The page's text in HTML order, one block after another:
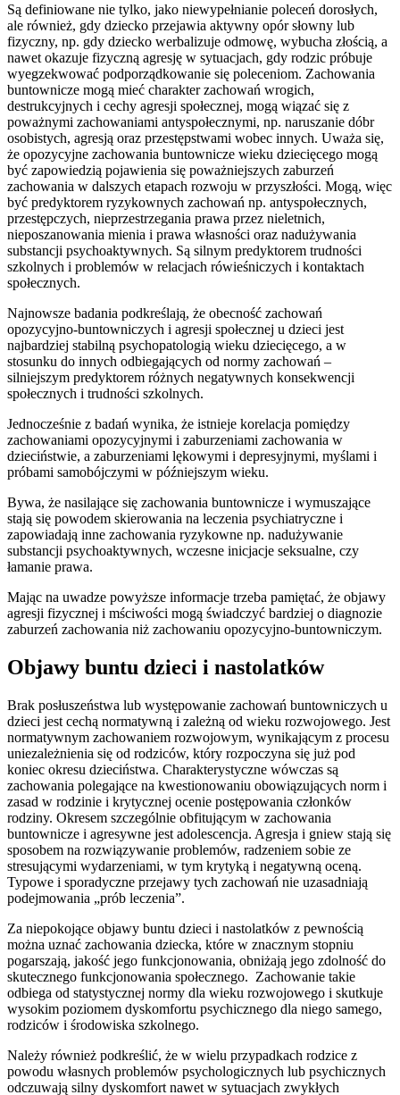
Są definiowane nie tylko, jako niewypełnianie poleceń dorosłych,
ale również, gdy dziecko przejawia aktywny opór słowny lub
fizyczny, np. gdy dziecko werbalizuje odmowę, wybucha złością, a
nawet okazuje fizyczną agresję w sytuacjach, gdy rodzic próbuje
wyegzekwować podporządkowanie się poleceniom. Zachowania
buntownicze mogą mieć charakter zachowań wrogich,
destrukcyjnych i cechy agresji społecznej, mogą wiązać się z
poważnymi zachowaniami antyspołecznymi, np. naruszanie dóbr
osobistych, agresją oraz przestępstwami wobec innych. Uważa się,
że opozycyjne zachowania buntownicze wieku dziecięcego mogą
być zapowiedzią pojawienia się poważniejszych zaburzeń
zachowania w dalszych etapach rozwoju w przyszłości. Mogą, więc
być predyktorem ryzykownych zachowań np. antyspołecznych,
przestępczych, nieprzestrzegania prawa przez nieletnich,
nieposzanowania mienia i prawa własności oraz nadużywania
substancji psychoaktywnych. Są silnym predyktorem trudności
szkolnych i problemów w relacjach rówieśniczych i kontaktach
społecznych.
Najnowsze badania podkreślają, że obecność zachowań
opozycyjno-buntowniczych i agresji społecznej u dzieci jest
najbardziej stabilną psychopatologią wieku dziecięcego, a w
stosunku do innych odbiegających od normy zachowań –
silniejszym predyktorem różnych negatywnych konsekwencji
społecznych i trudności szkolnych.
Jednocześnie z badań wynika, że istnieje korelacja pomiędzy
zachowaniami opozycyjnymi i zaburzeniami zachowania w
dzieciństwie, a zaburzeniami lękowymi i depresyjnymi, myślami i
próbami samobójczymi w późniejszym wieku.
Bywa, że nasilające się zachowania buntownicze i wymuszające
stają się powodem skierowania na leczenia psychiatryczne i
zapowiadają inne zachowania ryzykowne np. nadużywanie
substancji psychoaktywnych, wczesne inicjacje seksualne, czy
łamanie prawa.
Mając na uwadze powyższe informacje trzeba pamiętać, że objawy
agresji fizycznej i mściwości mogą świadczyć bardziej o diagnozie
zaburzeń zachowania niż zachowaniu opozycyjno-buntowniczym.
Objawy buntu dzieci i nastolatków
Brak posłuszeństwa lub występowanie zachowań buntowniczych u
dzieci jest cechą normatywną i zależną od wieku rozwojowego. Jest
normatywnym zachowaniem rozwojowym, wynikającym z procesu
uniezależnienia się od rodziców, który rozpoczyna się już pod
koniec okresu dzieciństwa. Charakterystyczne wówczas są
zachowania polegające na kwestionowaniu obowiązujących norm i
zasad w rodzinie i krytycznej ocenie postępowania członków
rodziny. Okresem szczególnie obfitującym w zachowania
buntownicze i agresywne jest adolescencja. Agresja i gniew stają się
sposobem na rozwiązywanie problemów, radzeniem sobie ze
stresującymi wydarzeniami, w tym krytyką i negatywną oceną.
Typowe i sporadyczne przejawy tych zachowań nie uzasadniają
podejmowania „prób leczenia”.
Za niepokojące objawy buntu dzieci i nastolatków z pewnością
można uznać zachowania dziecka, które w znacznym stopniu
pogarszają, jakość jego funkcjonowania, obniżają jego zdolność do
skutecznego funkcjonowania społecznego. Zachowanie takie
odbiega od statystycznej normy dla wieku rozwojowego i skutkuje
wysokim poziomem dyskomfortu psychicznego dla niego samego,
rodziców i środowiska szkolnego.
Należy również podkreślić, że w wielu przypadkach rodzice z
powodu własnych problemów psychologicznych lub psychicznych
odczuwają silny dyskomfort nawet w sytuacjach zwykłych